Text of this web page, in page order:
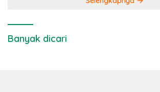
Banyak dicari